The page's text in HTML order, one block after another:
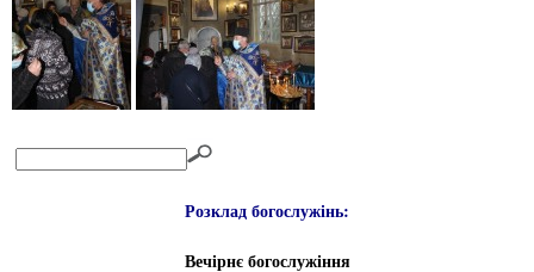
Розклад богослужінь:
Вечірнє богослужіння